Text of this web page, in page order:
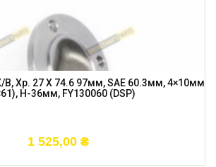
Хр. 27 X 74.6 97мм, SAE 60.3мм, 4×10мм
H-36мм, FY130060 (DSP)
1 525,00 ₴